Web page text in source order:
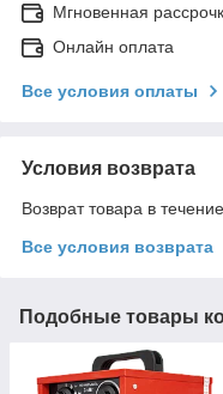
Мгновенная
Онлайн оплата
Все условия оплаты
Условия возврата
Возврат товара в
Все условия возврата
Подобные товары